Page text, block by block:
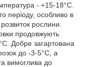
- +15-18°С.
періоду, особливо в
рослини.
продовжують
Добре загартована
до -3-5°С, а
вимоглива до